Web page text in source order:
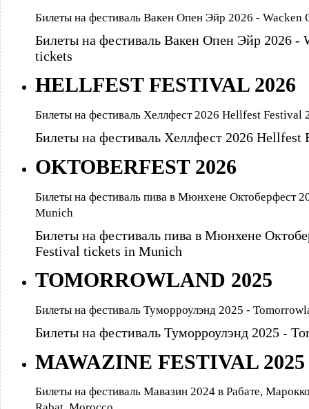
Билеты на фестиваль Вакен Опен Эйр 2026 -
Билеты на фестиваль Вакен Опен Эйр 2026 -
tickets
HELLFEST FESTIVAL 2026
Билеты на фестиваль Хеллфест 2026 Hellfest Festival
Билеты на фестиваль Хеллфест 2026 Hellfest
OKTOBERFEST 2026
Билеты на фестиваль пива в Мюнхене Октоберфест
Munich
Билеты на фестиваль пива в Мюнхене
Festival tickets in Munich
TOMORROWLAND 2025
Билеты на фестиваль Туморроулэнд 2025 -
Билеты на фестиваль Туморроулэнд 2025 -
MAWAZINE FESTIVAL 2025
Билеты на фестиваль Мавазин 2024 в Рабате,